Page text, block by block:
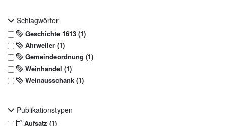
Schlagwörter
Geschichte 1613 (1)
Ahrweiler (1)
Gemeindeordnung (1)
Weinhandel (1)
Weinausschank (1)
Publikationstypen
Aufsatz (1)